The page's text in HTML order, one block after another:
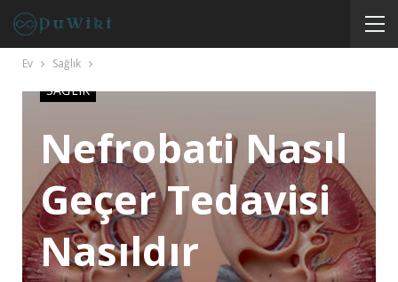
Ev Sağlık
SAĞLIK
Nefrobati Nasıl
Geçer Tedavisi
Nasıldır